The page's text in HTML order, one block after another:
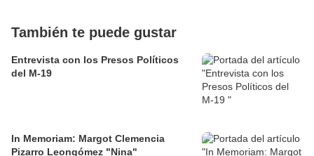
También te puede gustar
Entrevista con los Presos Políticos
del M-19
In Memoriam: Margot Clemencia
Pizarro Leongómez "Nina"